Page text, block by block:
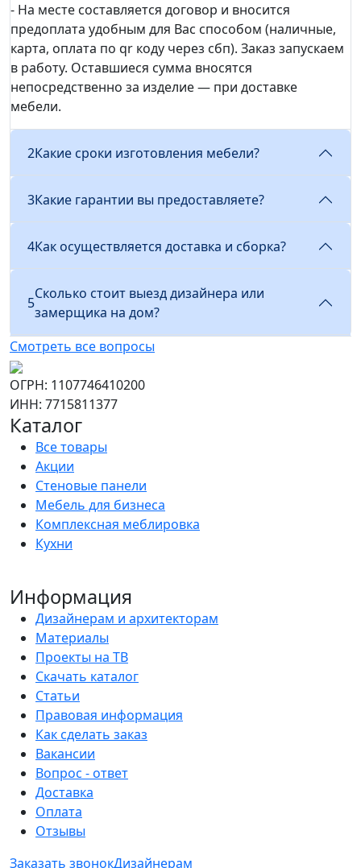
- На месте составляется договор и вносится
предоплата удобным для Вас способом (наличные,
карта, оплата по qr коду через сбп). Заказ запускаем
в работу. Оставшиеся сумма вносятся
непосредственно за изделие — при доставке
мебели.
2Какие сроки изготовления мебели?
3Какие гарантии вы предоставляете?
4Как осуществляется доставка и сборка?
5
Сколько стоит выезд дизайнера или
замерщика на дом?
Смотреть все вопросы
ОГРН: 1107746410200
ИНН: 7715811377
Каталог
Все товары
Акции
Стеновые панели
Мебель для бизнеса
Комплексная меблировка
Кухни
Информация
Дизайнерам и архитекторам
Материалы
Проекты на ТВ
Скачать каталог
Статьи
Правовая информация
Как сделать заказ
Вакансии
Вопрос - ответ
Доставка
Оплата
Отзывы
Заказать звонокДизайнерам